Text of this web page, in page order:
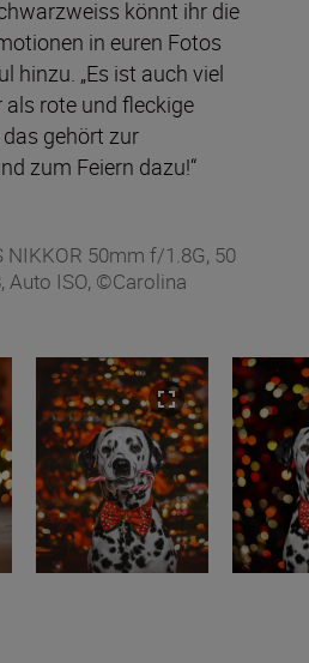
könnt ihr die
in euren Fotos
hinzu. „Es ist auch viel
rote und fleckige
gehört zur
zum Feiern dazu!“
NIKKOR 50mm f/1.8G, 50
Auto ISO, ©Carolina